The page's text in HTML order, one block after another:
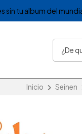
sin tu album del
Inicio Seinen